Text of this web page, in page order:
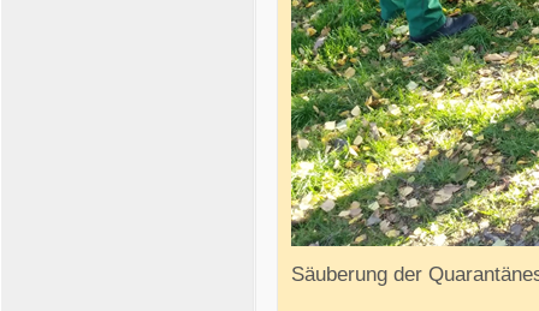
Säuberung der